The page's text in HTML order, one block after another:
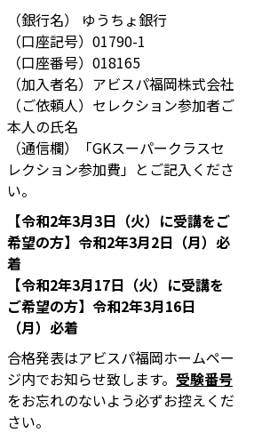
（銀行名） ゆうちょ銀行
（口座記号）01790-1
（口座番号）018165
（加入者名）アビスパ福岡株式会社
（ご依頼人）セレクション参加者ご
本人の氏名
（通信欄）「GKスーパークラスセ
レクション参加費」とご記入くださ
い。
【令和2年3月3日（火）に受講をご
希望の方】令和2年3月2日（月）必
着
【令和2年3月17日（火）に受講を
ご希望の方】令和2年3月16日
（月）必着
合格発表はアビスパ福岡ホームペー
ジ内でお知らせ致します。 受験番号
をお忘れのないよう必ずお控えくだ
さい。